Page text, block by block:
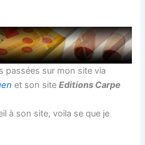
passées sur mon site via
et son siteEditions Carpe
à son site, voila se que je